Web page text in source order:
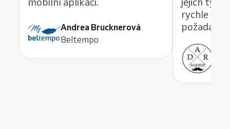
Andrea Brucknerová
Beltempo
rychle